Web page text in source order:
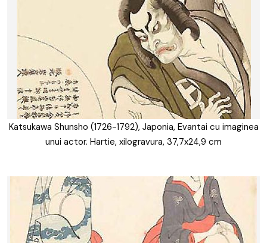
Katsukawa Shunsho (1726-1792), Japonia, Evantai cu imaginea
unui actor. Hartie, xilogravura, 37,7x24,9 cm